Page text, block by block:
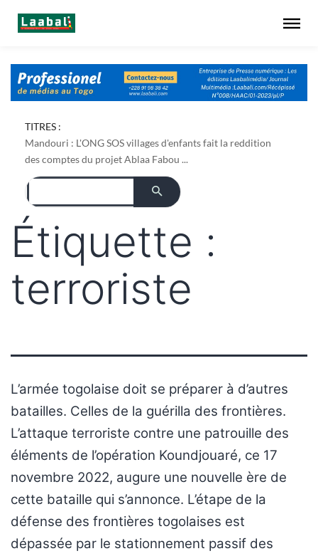
TITRES :
Mandouri : L'ONG SOS villages d'enfants fait la reddition
des comptes du projet Ablaa Fabou ...
Étiquette :
terroriste
L’armée togolaise doit se préparer à d’autres
batailles. Celles de la guérilla des frontières.
L’attaque terroriste contre une patrouille des
éléments de l’opération Koundjouaré, ce 17
novembre 2022, augure une nouvelle ère de
cette bataille qui s’annonce. L’étape de la
défense des frontières togolaises est
dépassée par le stationnement passif des